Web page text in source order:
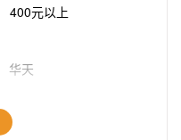
400元以上
华天